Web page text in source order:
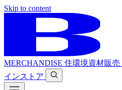
Skip to content
MERCHANDISE 住環境資材販売
インストア